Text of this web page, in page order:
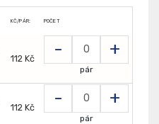
KČ/PÁR: POČET
112 Kč - +
pár
112 Kč - +
pár